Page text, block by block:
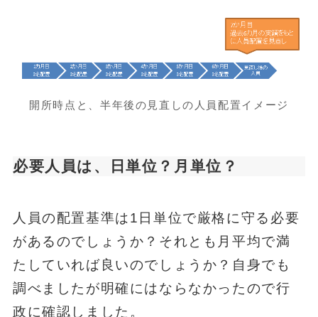
開所時点と、半年後の見直しの人員配置イメージ
必要人員は、日単位？月単位？
人員の配置基準は1日単位で厳格に守る必要
があるのでしょうか？それとも月平均で満
たしていれば良いのでしょうか？自身でも
調べましたが明確にはならなかったので行
政に確認しました。